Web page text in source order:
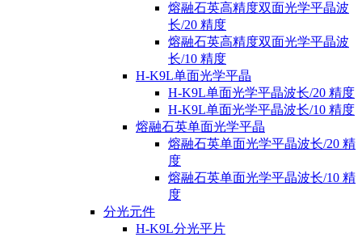
熔融石英高精度双面光学平晶波
长/20 精度
熔融石英高精度双面光学平晶波
长/10 精度
H-K9L单面光学平晶
H-K9L单面光学平晶波长/20 精度
H-K9L单面光学平晶波长/10 精度
熔融石英单面光学平晶
熔融石英单面光学平晶波长/20 精
度
熔融石英单面光学平晶波长/10 精
度
分光元件
H-K9L分光平片